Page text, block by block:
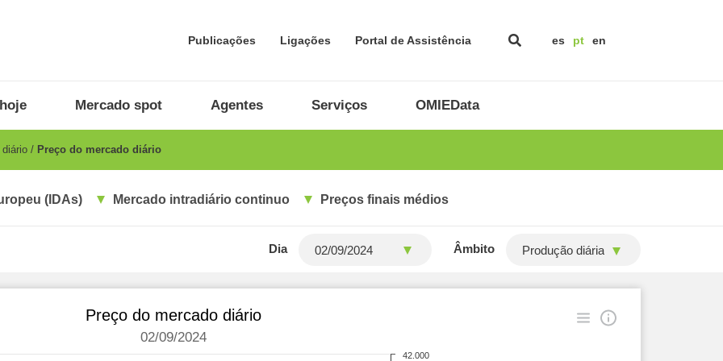
Publicações Ligações Portal de Assistência es pt en
Mercado spot Agentes Serviços OMIEData
diário Preço do mercado diário
(IDAs) Mercado intradiário continuo Preços finais médios
Dia Âmbito Produção diária
Preço do mercado diário
02/09/2024
42.000